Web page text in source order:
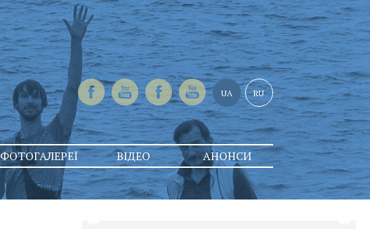
UA RU
ФОТОГАЛЕРЕЇ ВІДЕО АНОНСИ